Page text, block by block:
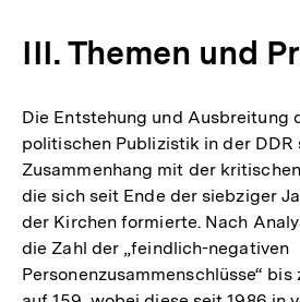
III. Themen und
Die Entstehung und Ausbreitung
politischen Publizistik in der
Zusammenhang mit der
die sich seit Ende der siebziger
der Kirchen formierte. Nach
die Zahl der „feindlich-negativen
Personenzusammenschlüsse“ bis